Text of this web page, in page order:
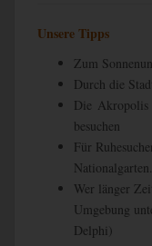
Unsere Tipps
Zum
Durch die
Die Akropolis
besuchen
Für
Wer länger
Umgebung
Delphi)